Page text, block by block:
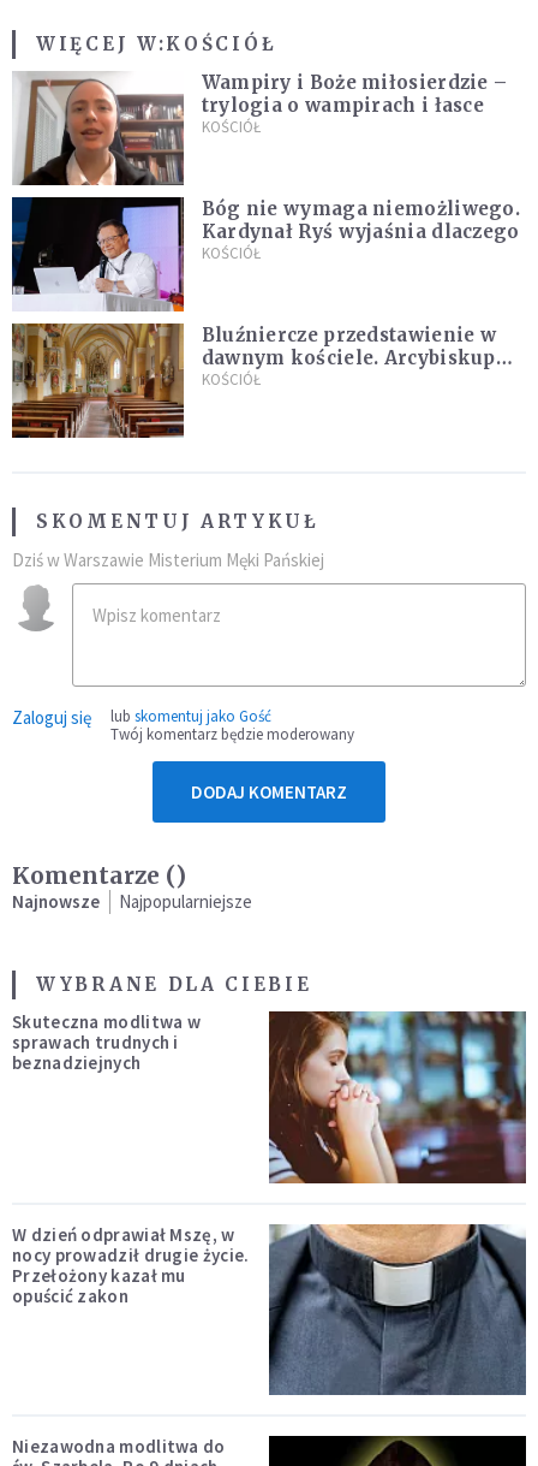
WIĘCEJ W:KOŚCIÓŁ
Wampiry i Boże miłosierdzie –
trylogia o wampirach i łasce
KOŚCIÓŁ
Bóg nie wymaga niemożliwego.
Kardynał Ryś wyjaśnia dlaczego
KOŚCIÓŁ
Bluźniercze przedstawienie w
dawnym kościele. Arcybiskup
stanowczo reaguje
KOŚCIÓŁ
SKOMENTUJ ARTYKUŁ
Dziś w Warszawie Misterium Męki Pańskiej
Zaloguj się lub skomentuj jako Gość
Twój komentarz będzie moderowany
DODAJ KOMENTARZ
Komentarze ()
Najnowsze Najpopularniejsze
WYBRANE DLA CIEBIE
Skuteczna modlitwa w
sprawach trudnych i
beznadziejnych
W dzień odprawiał Mszę, w
nocy prowadził drugie życie.
Przełożony kazał mu
opuścić zakon
Niezawodna modlitwa do